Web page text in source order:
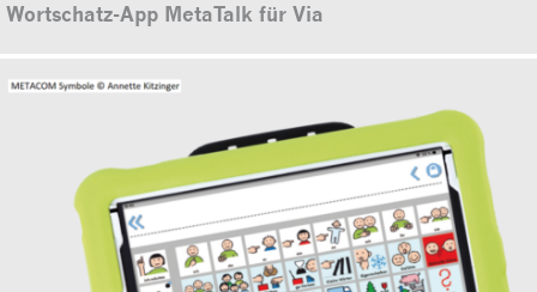
Wortschatz-App MetaTalk für Via